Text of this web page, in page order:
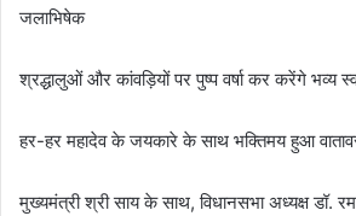
जलाभिषेक
श्रद्धालुओं और कांवड़ियों पर पुष्प वर्षा कर करेंगे भव्य
हर-हर महादेव के जयकारे के साथ भक्तिमय हुआ
मुख्यमंत्री श्री साय के साथ, विधानसभा अध्यक्ष डॉ.